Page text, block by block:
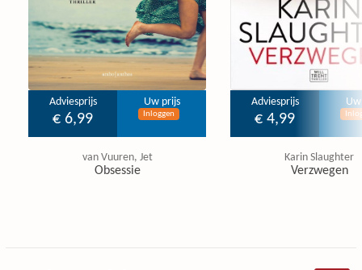
Adviesprijs
€ 6,99
Uw prijs
Inloggen
van Vuuren, Jet
Obsessie
Adviesprijs
€ 4,99
Karin Slaughter
Verzwegen